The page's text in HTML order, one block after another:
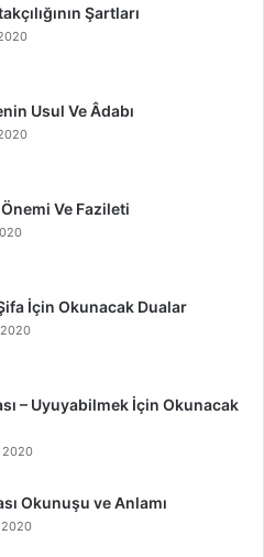
e
r
Şartları
Usul Ve Âdabı
Önemi Ve Fazileti
İçin Okunacak Dualar
2020
– Uyuyabilmek İçin Okunacak
2020
Okunuşu ve Anlamı
2020